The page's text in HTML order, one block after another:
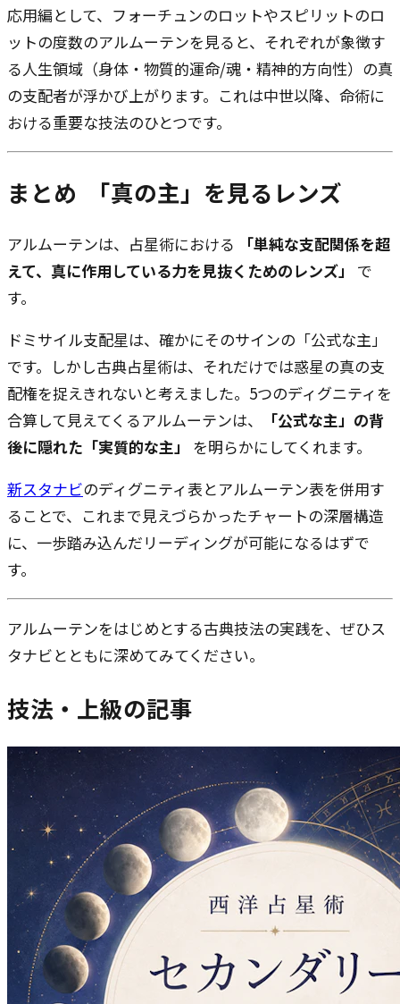
応用編として、フォーチュンのロットやスピリットのロ
ットの度数のアルムーテンを見ると、それぞれが象徴す
る人生領域（身体・物質的運命/魂・精神的方向性）の真
の支配者が浮かび上がります。これは中世以降、命術に
おける重要な技法のひとつです。
まとめ ―― 「真の主」を見るレンズ
アルムーテンは、占星術における
「単純な支配関係を超
えて、真に作用している力を見抜くためのレンズ」
で
す。
ドミサイル支配星は、確かにそのサインの「公式な主」
です。しかし古典占星術は、それだけでは惑星の真の支
配権を捉えきれないと考えました。5つのディグニティを
合算して見えてくるアルムーテンは、
「公式な主」の背
後に隠れた「実質的な主」
を明らかにしてくれます。
新スタナビのディグニティ表とアルムーテン表を併用す
ることで、これまで見えづらかったチャートの深層構造
に、一歩踏み込んだリーディングが可能になるはずで
す。
アルムーテンをはじめとする古典技法の実践を、ぜひス
タナビとともに深めてみてください。
技法・上級の記事